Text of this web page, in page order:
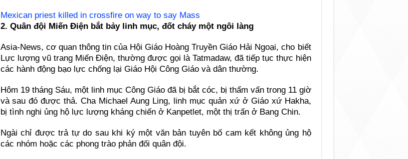
Mexican priest killed in crossfire on way to say Mass
2. Quân đội Miến Điện bắt bảy linh mục, đốt cháy một ngôi làng
Asia-News, cơ quan thông tin của Hội Giáo Hoàng Truyền Giáo Hải Ngoại, cho biết
Lực lượng vũ trang Miến Điện, thường được gọi là Tatmadaw, đã tiếp tục thực hiện
các hành động bạo lực chống lại Giáo Hội Công Giáo và dân thường.
Hôm 19 tháng Sáu, một linh mục Công Giáo đã bị bắt cóc, bị thẩm vấn trong 11 giờ
và sau đó được thả. Cha Michael Aung Ling, linh mục quản xứ ở Giáo xứ Hakha,
bị tình nghi ủng hộ lực lượng kháng chiến ở Kanpetlet, một thị trấn ở Bang Chin.
Ngài chỉ được trả tự do sau khi ký một văn bản tuyên bố cam kết không ủng hộ
các nhóm hoặc các phong trào phản đối quân đội.